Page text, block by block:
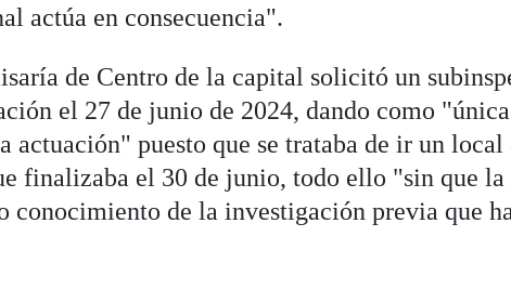
actúa en consecuencia".
de Centro de la capital solicitó un
el 27 de junio de 2024, dando como "única
actuación" puesto que se trataba de ir un local
finalizaba el 30 de junio, todo ello "sin que la
conocimiento de la investigación previa que